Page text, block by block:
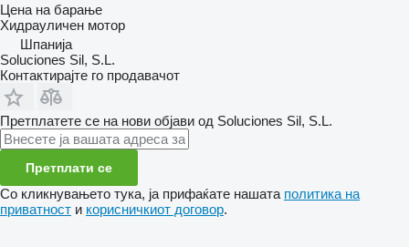
Цена на барање
Хидрауличен мотор
Шпанија
Soluciones Sil, S.L.
Контактирајте го продавачот
Претплатете се на нови објави од Soluciones Sil, S.L.
Претплати се
Со кликнувањето тука, ја прифаќате нашата политика на
приватност и корисничкиот договор.